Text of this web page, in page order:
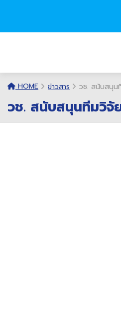
HOME ข่าวสาร วช. สนับสนุน
วช. สนับสนุนทีมวิจั